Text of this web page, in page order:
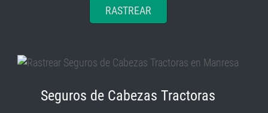
Rastrear coberturas y precios de seguros de Cabezas